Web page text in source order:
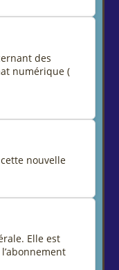
des
numérique (
nouvelle
Elle est